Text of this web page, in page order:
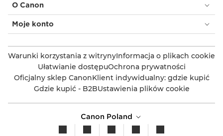
O Canon
Moje konto
Warunki korzystania z witrynyInformacja o plikach cookie
Ułatwianie dostępuOchrona prywatności
Oficjalny sklep CanonKlient indywidualny: gdzie kupić
Gdzie kupić - B2BUstawienia plików cookie
Canon Poland